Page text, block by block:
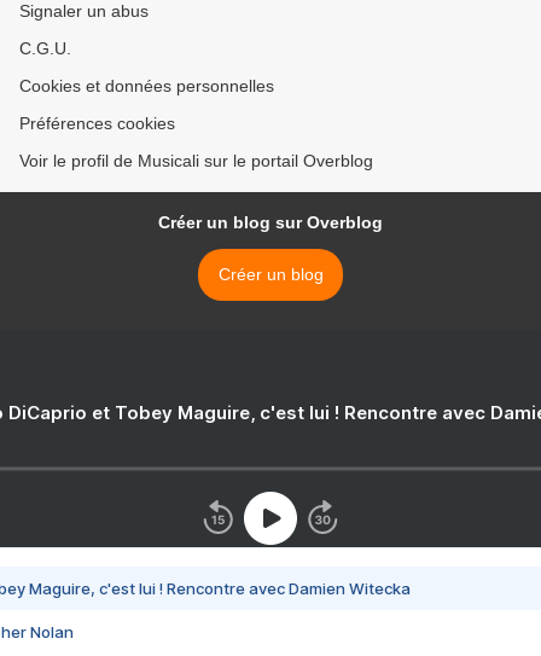
Signaler un abus
C.G.U.
Cookies et données personnelles
Préférences cookies
Voir le profil de Musicali sur le portail Overblog
Créer un blog sur Overblog
Créer un blog
DiCaprio et Tobey Maguire, c'est lui ! Rencontre avec
Maguire, c'est lui ! Rencontre avec Damien Witecka
Nolan